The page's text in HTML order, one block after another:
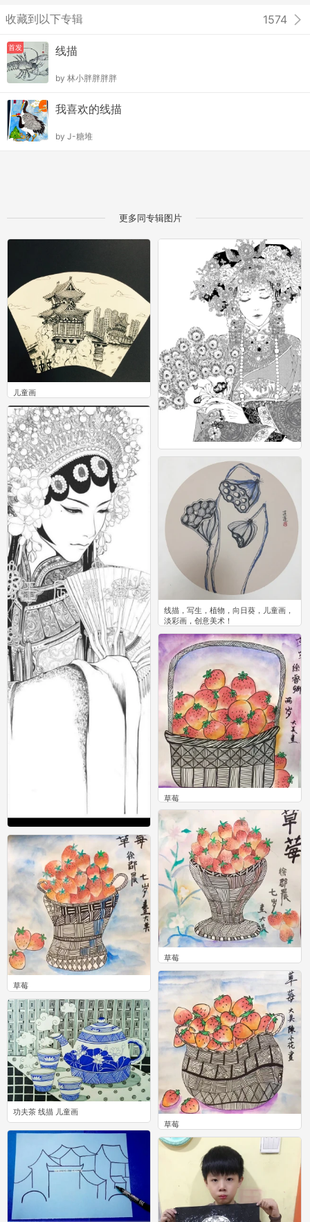
收藏到以下专辑 1574
首发 线描
by 林小胖胖胖胖
我喜欢的线描
by J-糖堆
更多同专辑图片
儿童画
10
线描，写生，植物，向日葵，儿童画，
淡彩画，创意美术！
0
黑白 插画 画师hope
草莓
0
草莓
0
线描
97
草莓
0
草莓
0
功夫茶 线描 儿童画
13